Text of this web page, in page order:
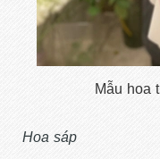
Mẫu hoa
Hoa sáp